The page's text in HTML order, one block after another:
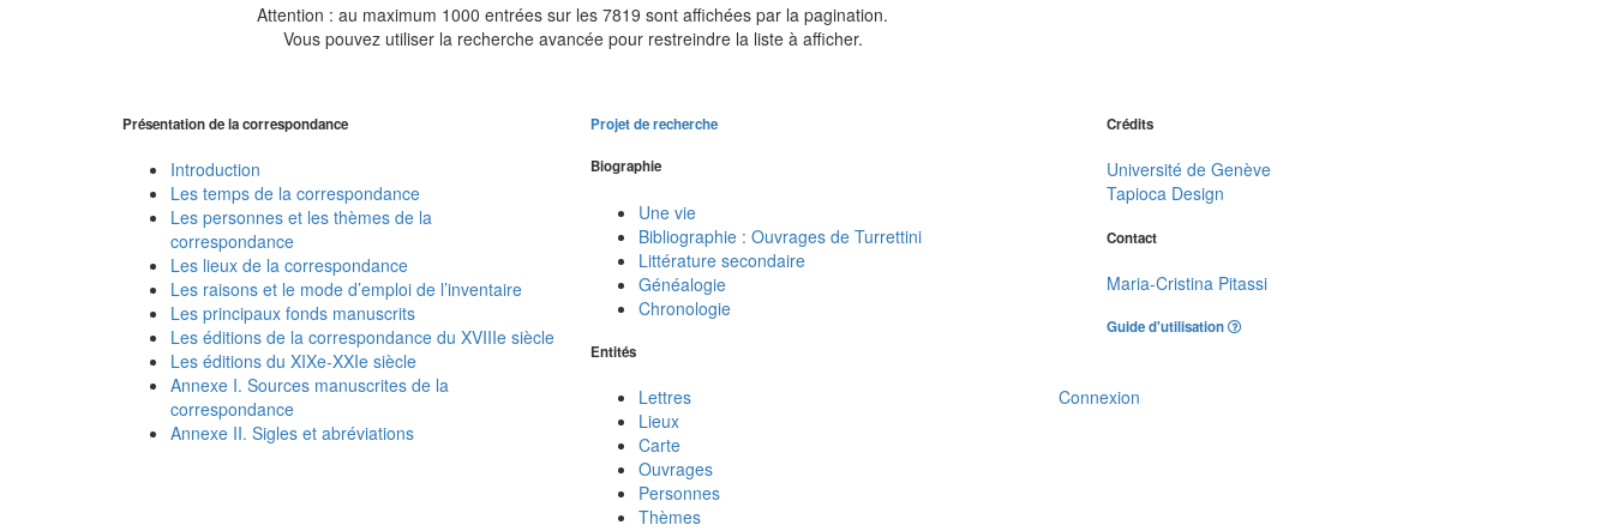
Attention : au maximum 1000 entrées sur les 7819 sont affichées par la pagination.
Vous pouvez utiliser la recherche avancée pour restreindre la liste à afficher.
Présentation de la correspondance
Introduction
Les temps de la correspondance
Les personnes et les thèmes de la
correspondance
Les lieux de la correspondance
Les raisons et le mode d’emploi de l’inventaire
Les principaux fonds manuscrits
Les éditions de la correspondance du XVIIIe siècle
Les éditions du XIXe-XXIe siècle
Annexe I. Sources manuscrites de la
correspondance
Annexe II. Sigles et abréviations
Projet de recherche
Biographie
Une vie
Bibliographie : Ouvrages de Turrettini
Littérature secondaire
Généalogie
Chronologie
Entités
Lettres
Lieux
Carte
Ouvrages
Personnes
Thèmes
Crédits
Université de Genève
Tapioca Design
Contact
Maria-Cristina Pitassi
Guide d'utilisation
Connexion